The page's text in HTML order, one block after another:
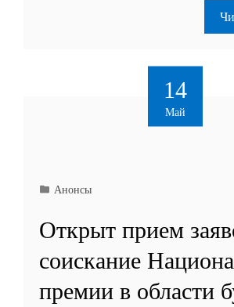
14
Май
Анонсы
Открыт прием
соискание
премии в области